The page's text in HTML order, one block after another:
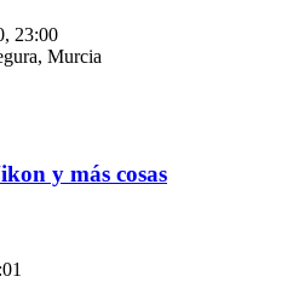
23:00
Murcia
y más cosas